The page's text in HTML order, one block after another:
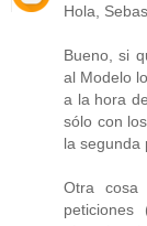
Hola, Sebas.
Bueno, si
al Modelo
a la hora
sólo con
la segunda
Otra